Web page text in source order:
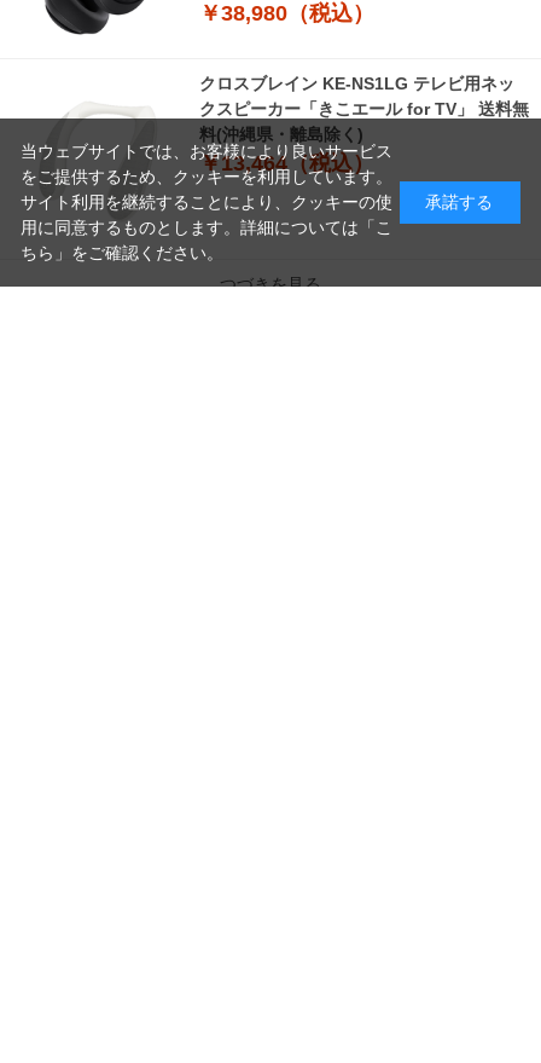
￥38,980（税込）
クロスブレイン KE-NS1LG テレビ用ネッ
クスピーカー「きこエール for TV」 送料無
料(沖縄県・離島除く)
￥13,464（税込）
つづきを見る
当ウェブサイトでは、お客様により良いサービス
をご提供するため、クッキーを利用しています。
サイト利用を継続することにより、クッキーの使
用に同意するものとします。詳細については「 こ
ちら 」をご確認ください。
承諾する